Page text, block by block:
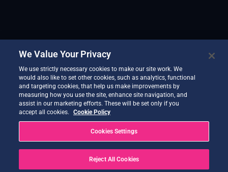
We Value Your Privacy
We use strictly necessary cookies to make our site work. We
would also like to set other cookies, such as analytics, functional
and targeting cookies, that help us make improvements by
measuring how you use the site, enhance site navigation, and
assist in our marketing efforts. These will be set only if you
accept all cookies.
Cookie Policy
Cookies Settings
Reject All Cookies